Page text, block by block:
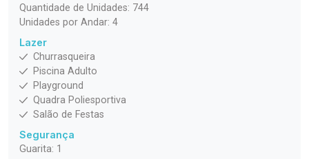
Quantidade de Unidades: 744
Unidades por Andar: 4
Lazer
Churrasqueira
Piscina Adulto
Playground
Quadra Poliesportiva
Salão de Festas
Segurança
Guarita: 1